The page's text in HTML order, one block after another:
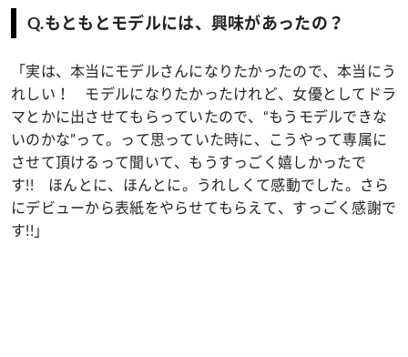
Q.もともとモデルには、興味があったの？
「実は、本当にモデルさんになりたかったので、本当にう
れしい！ モデルになりたかったけれど、女優としてドラ
マとかに出させてもらっていたので、“もうモデルできな
いのかな”って。って思っていた時に、こうやって専属に
させて頂けるって聞いて、もうすっごく嬉しかったで
す!! ほんとに、ほんとに。うれしくて感動でした。さら
にデビューから表紙をやらせてもらえて、すっごく感謝で
す!!」